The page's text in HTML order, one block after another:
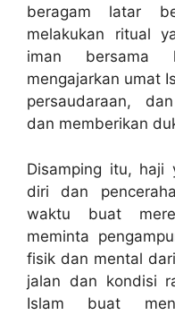
beragam latar
melakukan ritual
iman bersama
mengajarkan umat
persaudaraan,
dan memberikan
Disamping itu, haji
diri dan
waktu buat
meminta
fisik dan mental
jalan dan kondisi
Islam buat